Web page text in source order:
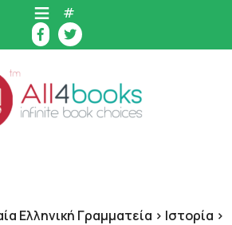
#
Ελληνική Γραμματεία > Ιστορία >